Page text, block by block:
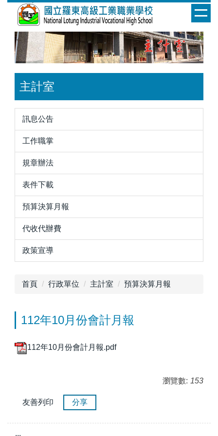
主計室
訊息公告
工作職掌
規章辦法
表件下載
預算決算月報
代收代辦費
政策宣導
首頁 行政單位 主計室 預算決算月報
112年10月份會計月報
112年10月份會計月報.pdf
瀏覽數: 153
友善列印 分享